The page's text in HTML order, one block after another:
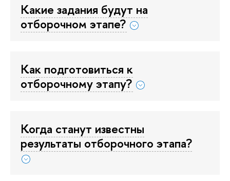
Какие задания будут на
отборочном этапе?
Как подготовиться к
отборочному этапу?
Когда станут известны
результаты отборочного этапа?